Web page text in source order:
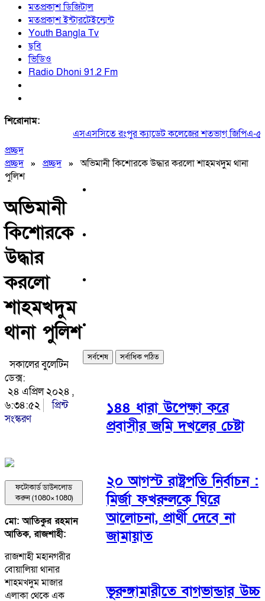
মতপ্রকাশ ডিজিটাল
মতপ্রকাশ ইন্টারটেইন্মেন্ট
Youth Bangla Tv
ছবি
ভিডিও
Radio Dhoni 91.2 Fm
শিরোনাম:
এসএসসিতে রংপুর ক্যাডেট কলেজের শতভাগ জিপিএ-৫
প্রচ্ছদ
প্রচ্ছদ» প্রচ্ছদ»অভিমানী কিশোরকে উদ্ধার করলো শাহমখদুম থানা
পুলিশ
অভিমানী
কিশোরকে
উদ্ধার
করলো
শাহমখদুম
থানা পুলিশ
সকালের বুলেটিন
ডেক্স:
২৪ এপ্রিল ২০২৪ ,
৬:৩৪:৫২
প্রিন্ট
সংস্করণ
ফটোকার্ড ডাউনলোড
করুন (1080×1080)
মো: আতিকুর রহমান
আতিক, রাজশাহী:
রাজশাহী মহানগরীর
বোয়ালিয়া থানার
শাহমখদুম মাজার
এলাকা থেকে এক
সর্বশেষ সর্বাধিক পঠিত
১৪৪ ধারা উপেক্ষা করে
প্রবাসীর জমি দখলের চেষ্টা
২০ আগস্ট রাষ্ট্রপতি নির্বাচন :
মির্জা ফখরুলকে ঘিরে
আলোচনা, প্রার্থী দেবে না
জামায়াত
ভূরুঙ্গামারীতে বাগভান্ডার উচ্চ